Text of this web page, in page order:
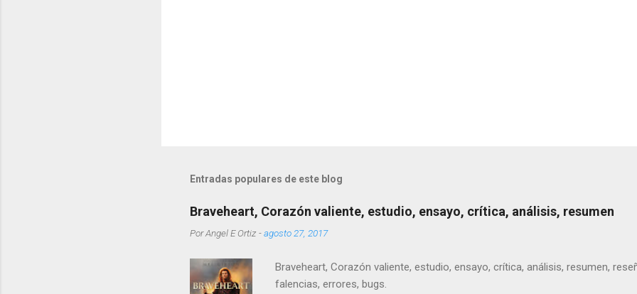
Entradas populares de este blog
Braveheart, Corazón valiente, estudio, ensayo, crítica, análisis, resumen
PorAngel E Ortiz -agosto 27, 2017
Braveheart, Corazón valiente, estudio, ensayo, crítica, análisis, resumen,
falencias, errores, bugs.